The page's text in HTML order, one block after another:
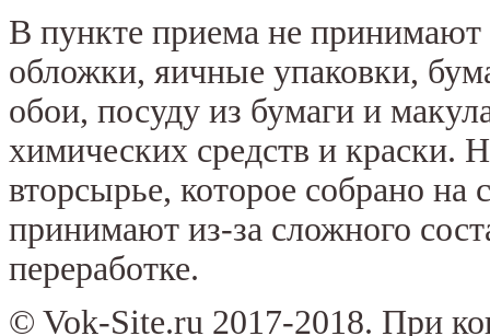
В пункте приема не
обложки, яичные упаковки,
обои, посуду из бумаги и
химических средств и краски.
вторсырье, которое собрано на
принимают из-за сложного
переработке.
© Vok-Site.ru 2017-2018. При